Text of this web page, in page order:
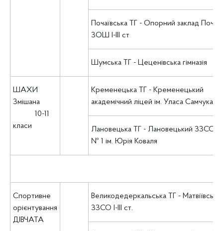
Почаївська ТГ - Опорний заклад
ЗОШ І-ІІІ ст
Шумська ТГ - Цеценівська гімназія
ШАХИ
Змішана
10-11
класи
Кременецька ТГ - Кременецький
академічний ліцей ім. Уласа Самчука
Лановецька ТГ - Лановецький ЗЗСО І-
№ 1 ім. Юрія Коваля
Спортивне
орієнтування
ДІВЧАТА
Великодедеркальська ТГ -
ЗЗСО І-ІІІ ст.